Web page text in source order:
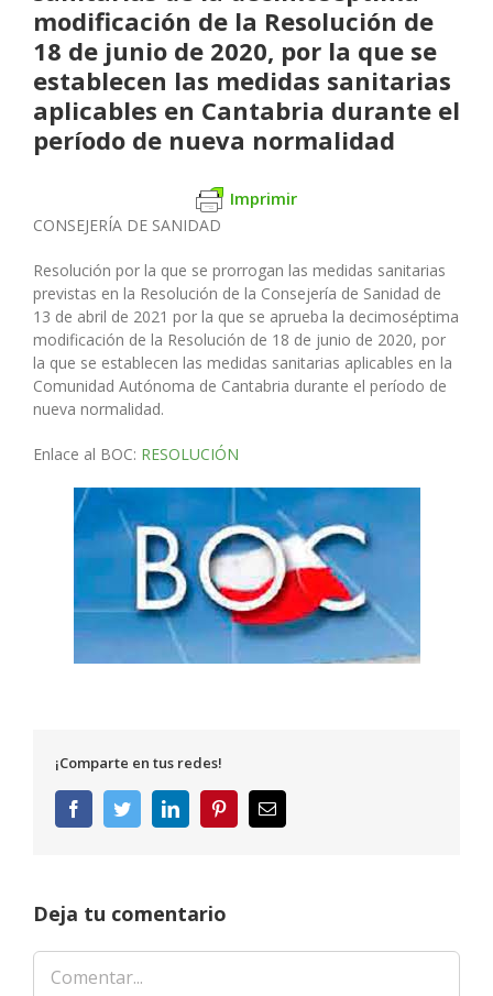
modificación de la Resolución de
18 de junio de 2020, por la que se
establecen las medidas sanitarias
aplicables en Cantabria durante el
período de nueva normalidad
Imprimir
CONSEJERÍA DE SANIDAD
Resolución por la que se prorrogan las medidas sanitarias
previstas en la Resolución de la Consejería de Sanidad de
13 de abril de 2021 por la que se aprueba la decimoséptima
modificación de la Resolución de 18 de junio de 2020, por
la que se establecen las medidas sanitarias aplicables en la
Comunidad Autónoma de Cantabria durante el período de
nueva normalidad.
Enlace al BOC: RESOLUCIÓN
¡Comparte en tus redes!
FacebookTwitterLinkedInPinterestCorreo
electrónico
Deja tu comentario
Comentar